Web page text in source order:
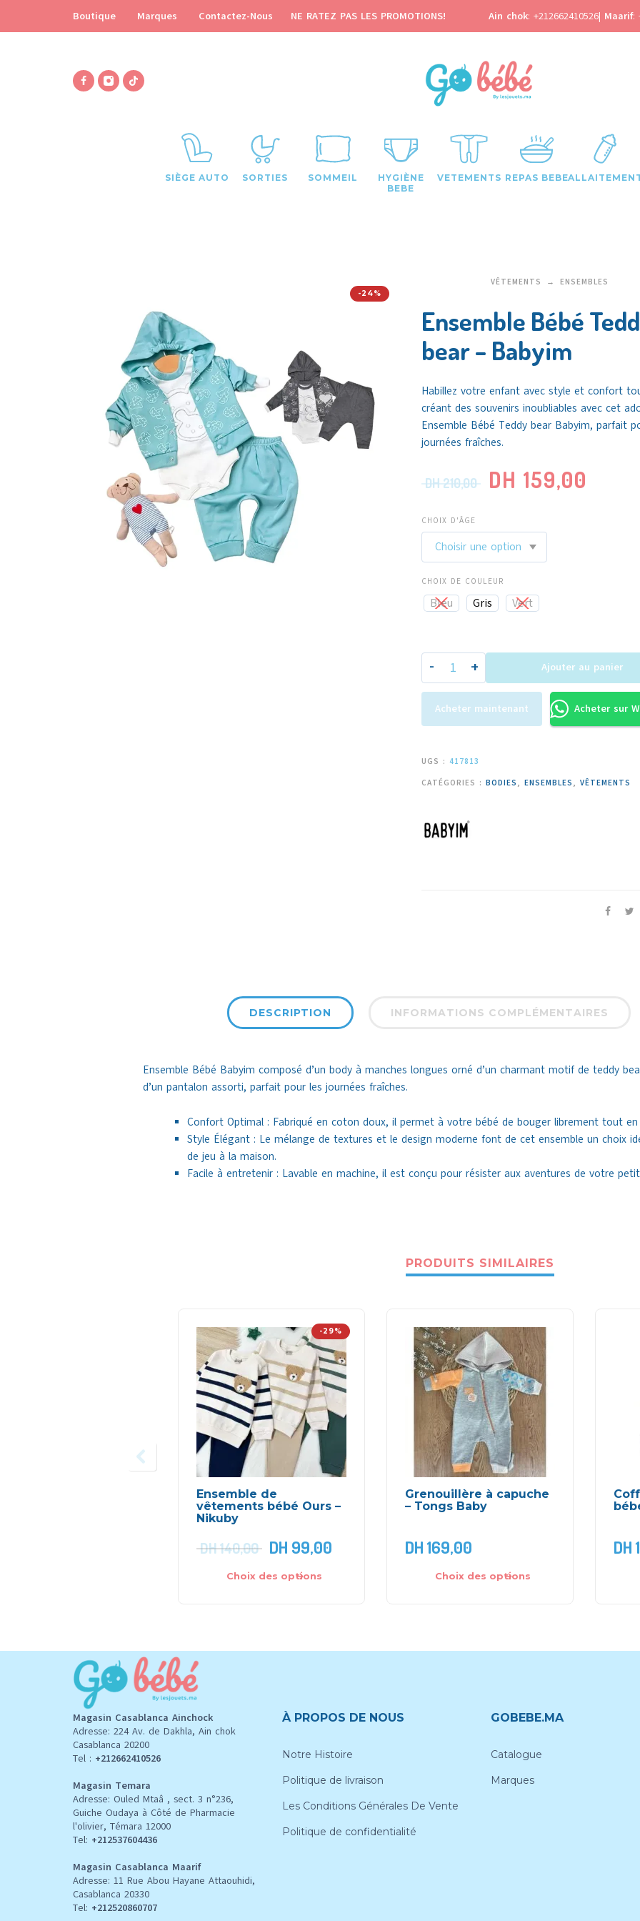
Boutique Marques Contactez-Nous NE RATEZ PAS LES PROMOTIONS! Ain chok: +212662410526| Maarif:
SIÈGE AUTO SORTIES SOMMEIL
HYGIÈNE
BEBE
VETEMENTS REPAS BEBE
-24%
VÊTEMENTS ENSEMBLES
Ensemble Bébé
bear – Babyim
Habillez votre enfant avec style et confort
créant des souvenirs inoubliables avec cet
Ensemble Bébé Teddy bear Babyim, parfait
journées fraîches.
DH210,00 DH 159,00
CHOIX D'ÂGE
CHOIX DE COULEUR
Bleu Gris Vert
- + Ajouter au panier
Acheter maintenant Acheter sur
UGS : 417813
CATÉGORIES : BODIES , ENSEMBLES , VÊTEMENTS
DESCRIPTION INFORMATIONS COMPLÉMENTAIRES
Ensemble Bébé Babyim composé d’un body à manches longues orné d’un charmant motif de teddy
d’un pantalon assorti, parfait pour les journées fraîches.
Confort Optimal : Fabriqué en coton doux, il permet à votre bébé de bouger librement tout
Style Élégant : Le mélange de textures et le design moderne font de cet ensemble un choix
de jeu à la maison.
Facile à entretenir : Lavable en machine, il est conçu pour résister aux aventures de votre
PRODUITS SIMILAIRES
-29%
Ensemble de
vêtements bébé Ours –
Nikuby
DH140,00 DH 99,00
Choix des options
Grenouillère à capuche
– Tongs Baby
DH169,00
Choix des options
DH
Magasin Casablanca Ainchock
Adresse: 224 Av. de Dakhla, Ain chok
Casablanca 20200
Tel : +212662410526
Magasin Temara
Adresse: Ouled Mtaâ , sect. 3 n°236,
Guiche Oudaya à Côté de Pharmacie
l'olivier, Témara 12000
Tel: +212537604436
Magasin Casablanca Maarif
Adresse: 11 Rue Abou Hayane Attaouhidi,
Casablanca 20330
Tel: +212520860707
À PROPOS DE NOUS
Notre Histoire
Politique de livraison
Les Conditions Générales De Vente
Politique de confidentialité
GOBEBE.MA
Catalogue
Marques